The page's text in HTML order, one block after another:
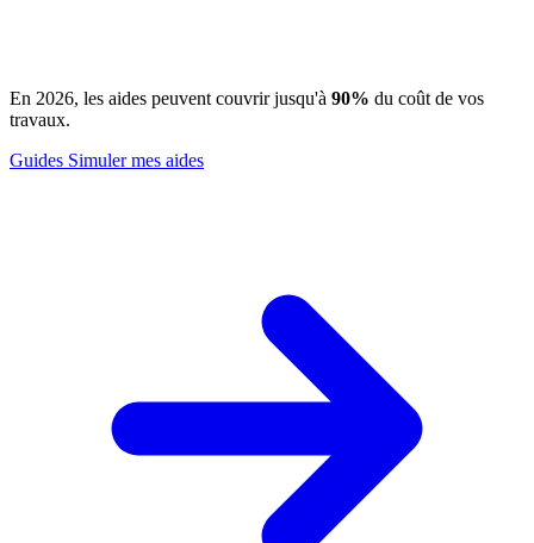
En 2026, les aides peuvent couvrir jusqu'à 90% du coût de vos
travaux.
Guides Simuler mes aides